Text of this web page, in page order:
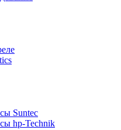
Suntec
hp-Technik